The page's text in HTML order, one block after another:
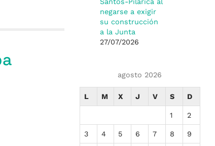
Santos-Pilarica al
negarse a exigir
su construcción
a la Junta
27/07/2026
agosto 2026
L M X J V S D
1 2
3 4 5 6 7 8 9